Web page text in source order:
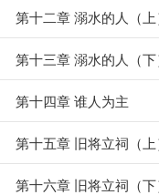
第十二章 溺水的人（上
第十三章 溺水的人（下
第十四章 谁人为主
第十五章 旧将立祠（上
第十六章 旧将立祠（下